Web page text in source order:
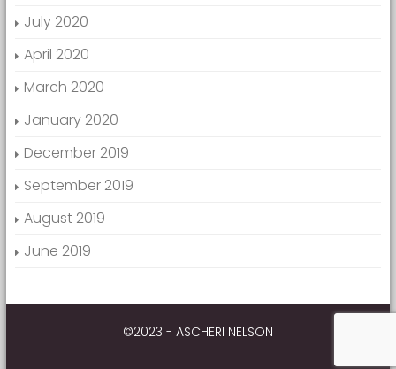
July 2020
April 2020
March 2020
January 2020
December 2019
September 2019
August 2019
June 2019
©2023 - ASCHERI NELSON